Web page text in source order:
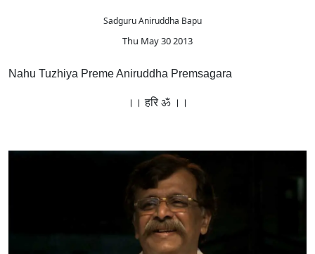
Sadguru Aniruddha Bapu
Thu May 30 2013
Nahu Tuzhiya Preme Aniruddha Premsagara
।। हरि ॐ ।।